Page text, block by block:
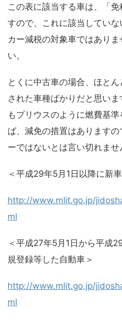
この表に該当する車は、「
すので、これに該当してい
カー減税の対象車ではあり
い。
とくに中古車の場合、ほと
された車種ばかりだと思い
もプリウスのように燃費基
ば、減免の措置はあります
ーではないとは言い切れませ
＜平成29年5月1日以降に新
http://www.mlit.go.jp/
ml
＜平成27年5月1日から平成
規登録等した自動車＞
http://www.mlit.go.jp/
ml